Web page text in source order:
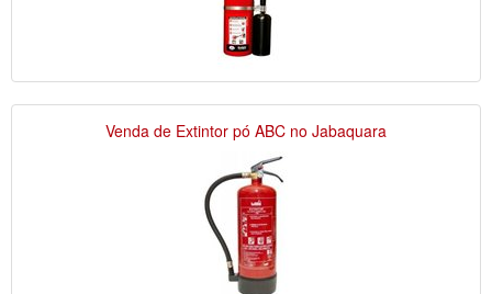
Venda de Extintor pó ABC no Jabaquara